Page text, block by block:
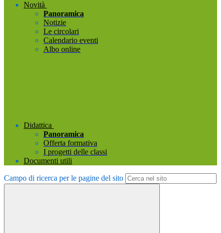
Novità
Panoramica
Notizie
Le circolari
Calendario eventi
Albo online
Didattica
Panoramica
Offerta formativa
I progetti delle classi
Documenti utili
Campo di ricerca per le pagine del sito